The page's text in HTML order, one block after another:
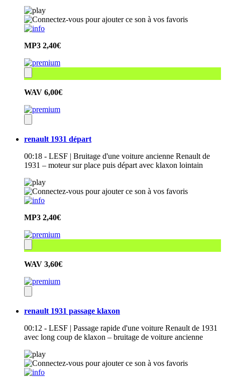
MP3 2,40€
WAV 6,00€
renault 1931 départ
00:18 - LESF | Bruitage d'une voiture ancienne Renault de
1931 – moteur sur place puis départ avec klaxon lointain
MP3 2,40€
WAV 3,60€
renault 1931 passage klaxon
00:12 - LESF | Passage rapide d'une voiture Renault de 1931
avec long coup de klaxon – bruitage de voiture ancienne